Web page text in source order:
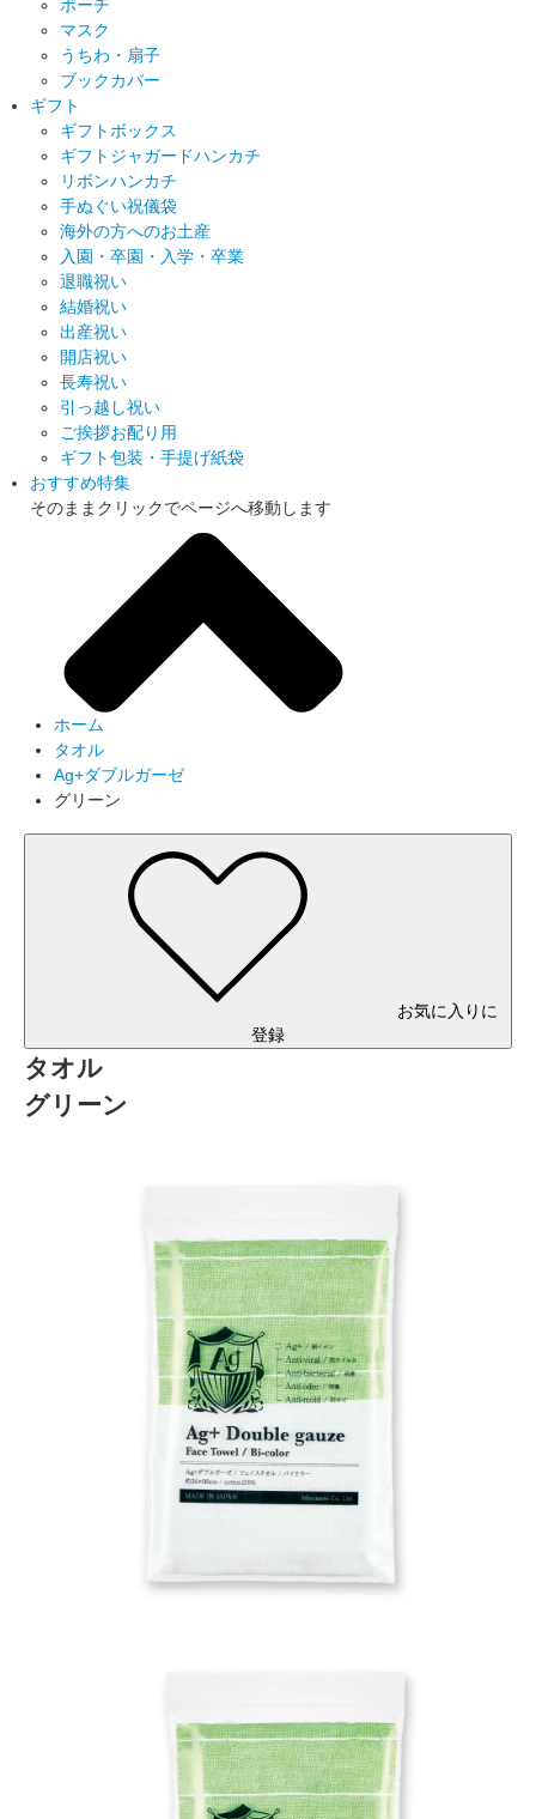
ポーチ
マスク
うちわ・扇子
ブックカバー
ギフト
ギフトボックス
ギフトジャガードハンカチ
リボンハンカチ
手ぬぐい祝儀袋
海外の方へのお土産
入園・卒園・入学・卒業
退職祝い
結婚祝い
出産祝い
開店祝い
長寿祝い
引っ越し祝い
ご挨拶お配り用
ギフト包装・手提げ紙袋
おすすめ特集
そのままクリックでページへ移動します
ホーム
タオル
Ag+ダブルガーゼ
グリーン
お気に入りに
登録
タオル
グリーン